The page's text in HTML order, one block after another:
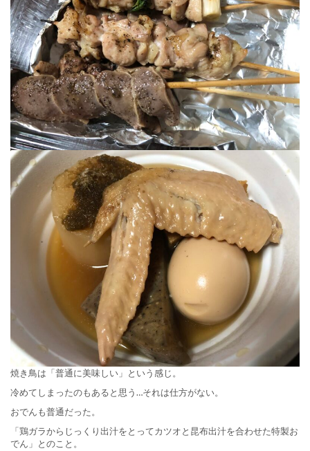
焼き鳥は「普通に美味しい」という感じ。
冷めてしまったのもあると思う…それは仕方がない。
おでんも普通だった。
「鶏ガラからじっくり出汁をとってカツオと昆布出汁を合わせた特製お
でん」とのこと。